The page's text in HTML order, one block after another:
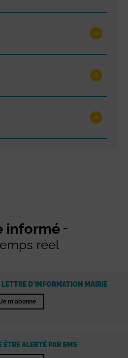
informé
réel
LETTRE D'INFORMATION MAIRIE
Je m'abonne
ALERTÉ PAR SMS